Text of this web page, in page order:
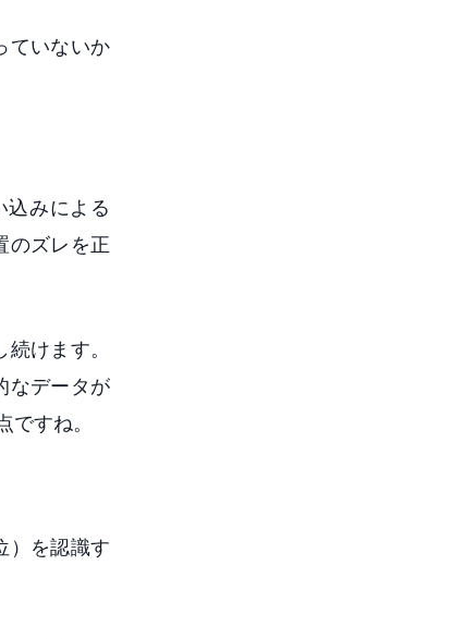
ていないか
込みによる
のズレを正
けます。
なデータが
すね。
）を認識す